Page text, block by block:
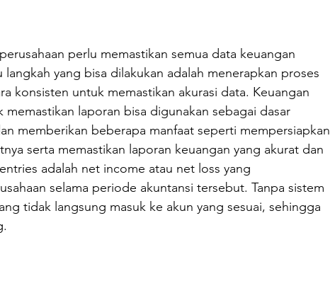
perlu memastikan semua data keuangan
yang bisa dilakukan adalah menerapkan proses
konsisten untuk memastikan akurasi data. Keuangan
memastikan laporan bisa digunakan sebagai dasar
memberikan beberapa manfaat seperti mempersiapkan
serta memastikan laporan keuangan yang akurat dan
adalah net income atau net loss yang
selama periode akuntansi tersebut. Tanpa sistem
tidak langsung masuk ke akun yang sesuai, sehingga